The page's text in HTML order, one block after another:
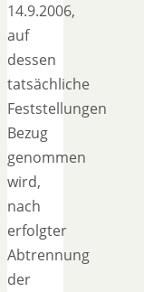
14.9.2006,
auf
dessen
tatsächliche
Feststellungen
Bezug
genommen
wird,
nach
erfolgter
Abtrennung
der